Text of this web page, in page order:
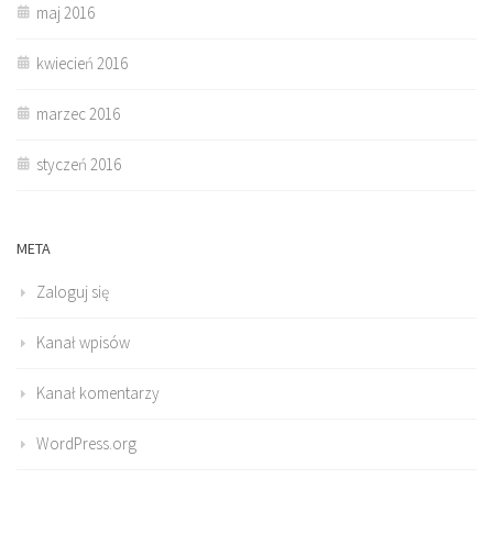
maj 2016
kwiecień 2016
marzec 2016
styczeń 2016
META
Zaloguj się
Kanał wpisów
Kanał komentarzy
WordPress.org